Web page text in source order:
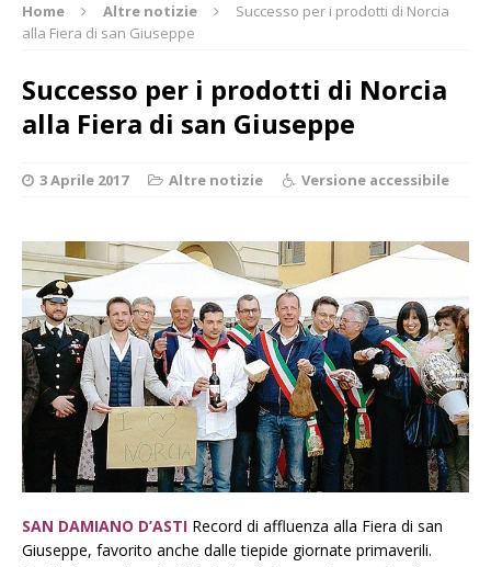
Home Altre notizie
Successo per i prodotti di Norcia
alla Fiera di san Giuseppe
Successo per i prodotti di Norcia
alla Fiera di san Giuseppe
3 Aprile 2017 Altre notizie Versione accessibile
SAN DAMIANO D’ASTI Record di affluenza alla Fiera di san
Giuseppe, favorito anche dalle tiepide giornate primaverili.